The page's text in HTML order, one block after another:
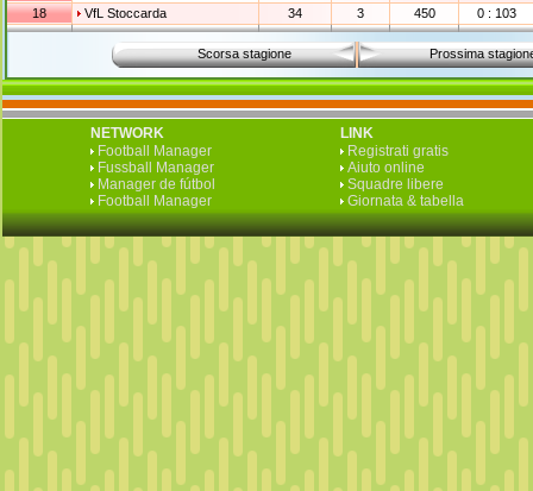
18
VfL Stoccarda 34 3 450 0 : 103
Scorsa stagione Prossima
NETWORK
Football Manager
Fussball Manager
Manager de fútbol
Football Manager
LINK
Registrati gratis
Aiuto online
Squadre libere
Giornata & tabella